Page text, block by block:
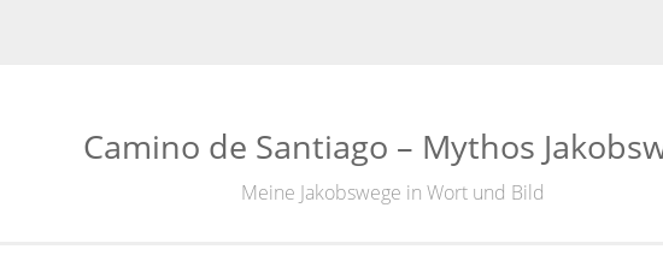
Camino de Santiago – Mythos
Meine Jakobswege in Wort und Bild